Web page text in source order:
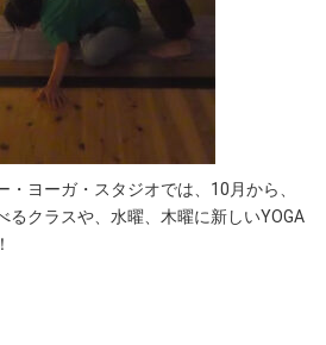
ヨーガ・スタジオでは、10月から、
るクラスや、水曜、木曜に新しいYOGA